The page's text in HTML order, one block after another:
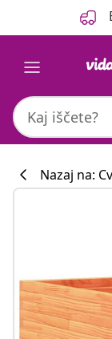
Nazaj na: